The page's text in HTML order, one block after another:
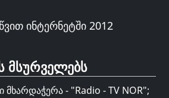
ინტერნეტში 2012
მსურველებს
- "Radio - TV NOR";